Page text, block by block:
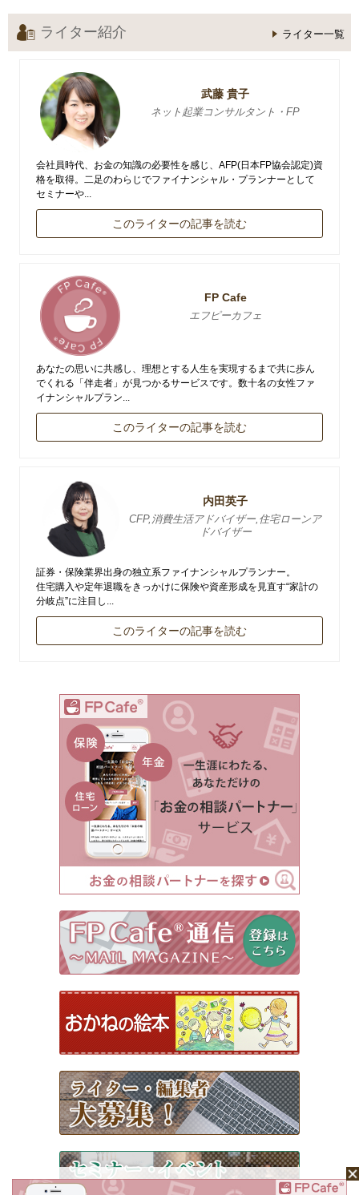
ライター紹介 ライター一覧
武藤 貴子
ネット起業コンサルタント・FP
会社員時代、お金の知識の必要性を感じ、AFP(日本FP協会認定)資
格を取得。二足のわらじでファイナンシャル・プランナーとして
セミナーや...
このライターの記事を読む
FP Cafe
エフピーカフェ
あなたの思いに共感し、理想とする人生を実現するまで共に歩ん
でくれる「伴走者」が見つかるサービスです。数十名の女性ファ
イナンシャルプラン...
このライターの記事を読む
内田英子
CFP,消費生活アドバイザー,住宅ローンア
ドバイザー
証券・保険業界出身の独立系ファイナンシャルプランナー。
住宅購入や定年退職をきっかけに保険や資産形成を見直す“家計の
分岐点”に注目し...
このライターの記事を読む